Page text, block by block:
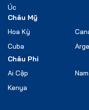
Úc
Châu Mỹ
Hoa Kỳ
Cuba
Châu Phi
Ai Cập
Kenya